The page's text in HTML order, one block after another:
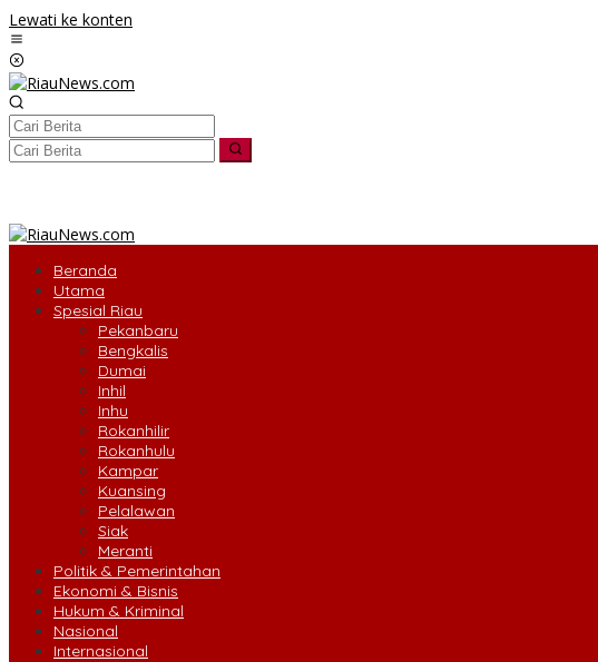
Lewati ke konten
Beranda
Utama
Spesial Riau
Pekanbaru
Bengkalis
Dumai
Inhil
Inhu
Rokanhilir
Rokanhulu
Kampar
Kuansing
Pelalawan
Siak
Meranti
Politik & Pemerintahan
Ekonomi & Bisnis
Hukum & Kriminal
Nasional
Internasional